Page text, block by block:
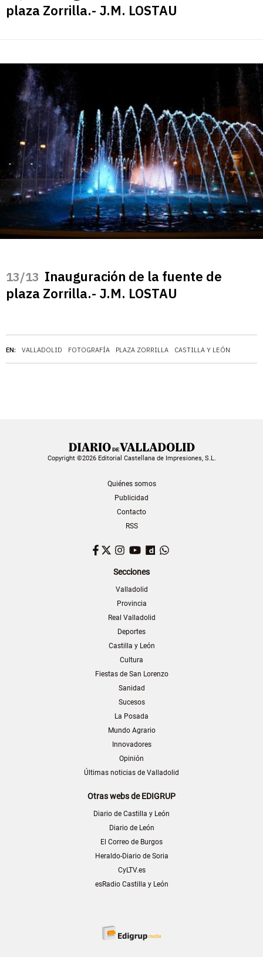
EN: VALLADOLID FOTOGRAFÍA PLAZA ZORRILLA CASTILLA Y LEÓN
plaza Zorrilla.- J.M. LOSTAU
/13 Inauguración de la fuente de
plaza Zorrilla.- J.M. LOSTAU
Copyright ©2026 Editorial Castellana de Impresiones, S.L.
Quiénes somos
Publicidad
Contacto
RSS
Facebook
TwitterInstagram
YouTubeDailymotion
Secciones
Valladolid
Provincia
Real Valladolid
Deportes
Castilla y León
Cultura
Fiestas de San Lorenzo
Sanidad
Sucesos
La Posada
Mundo Agrario
Innovadores
Opinión
Últimas noticias de Valladolid
Otras webs de EDIGRUP
Diario de Castilla y León
Diario de León
El Correo de Burgos
Heraldo-Diario de Soria
CyLTV.es
esRadio Castilla y León